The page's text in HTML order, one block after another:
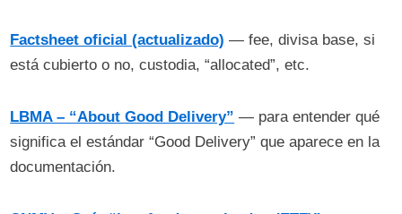
Factsheet oficial (actualizado) — fee, divisa base, si
está cubierto o no, custodia, “allocated”, etc.
LBMA – “About Good Delivery” — para entender qué
significa el estándar “Good Delivery” que aparece en la
documentación.